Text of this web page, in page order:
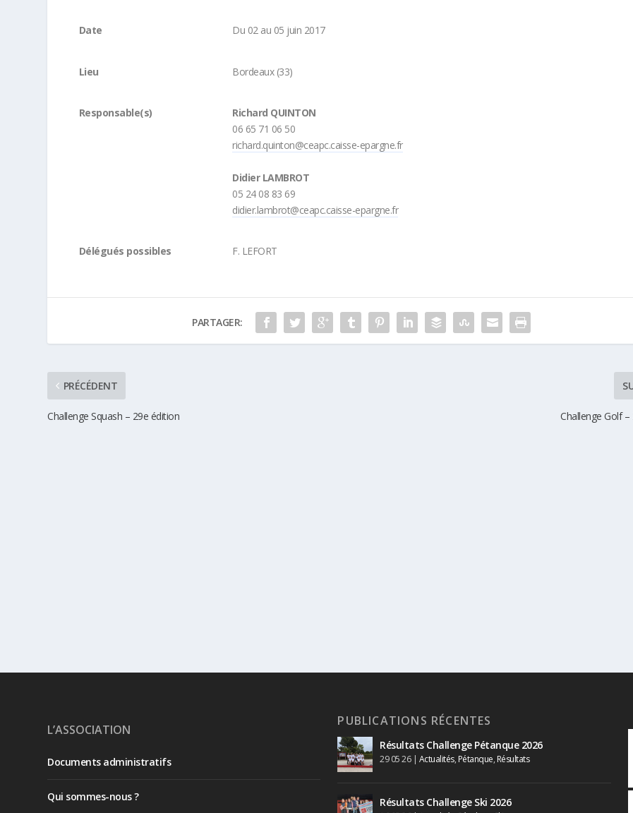
Date Du 02 au 05 juin 2017
Lieu Bordeaux (33)
Responsable(s)
Richard QUINTON
06 65 71 06 50
richard.quinton@ceapc.caisse-epargne.fr
Didier LAMBROT
05 24 08 83 69
didier.lambrot@ceapc.caisse-epargne.fr
Délégués possibles F. LEFORT
PARTAGER:
PRÉCÉDENT
Challenge Squash – 29e édition Challenge Golf
L’ASSOCIATION
Documents administratifs
Qui sommes-nous ?
PUBLICATIONS RÉCENTES
Résultats Challenge Pétanque 2026
29 05 26| Actualités, Pétanque, Résultats
Résultats Challenge Ski 2026